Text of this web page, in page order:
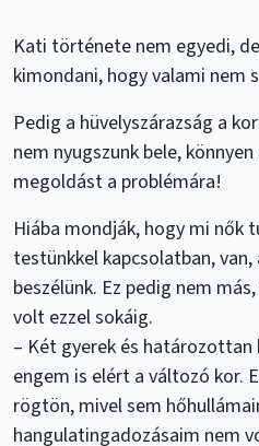
Kati története nem egyedi,
kimondani, hogy valami nem
Pedig a hüvelyszárazság a
nem nyugszunk bele,
megoldást a problémára!
Hiába mondják, hogy mi nők
testünkkel kapcsolatban,
beszélünk. Ez pedig nem
volt ezzel sokáig.
– Két gyerek és
engem is elért a változó kor.
rögtön, mivel sem
hangulatingadozásaim nem